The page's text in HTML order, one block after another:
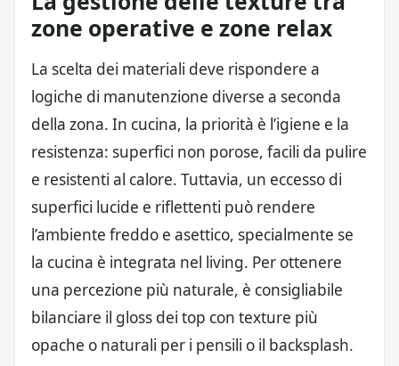
zone operative e zone relax
La scelta dei materiali deve rispondere a
logiche di manutenzione diverse a seconda
della zona. In cucina, la priorità è l’igiene e la
resistenza: superfici non porose, facili da pulire
e resistenti al calore. Tuttavia, un eccesso di
superfici lucide e riflettenti può rendere
l’ambiente freddo e asettico, specialmente se
la cucina è integrata nel living. Per ottenere
una percezione più naturale, è consigliabile
bilanciare il gloss dei top con texture più
opache o naturali per i pensili o il backsplash.